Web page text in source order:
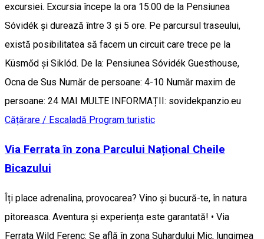
excursiei. Excursia începe la ora 15:00 de la Pensiunea
Sóvidék și durează între 3 și 5 ore. Pe parcursul traseului,
există posibilitatea să facem un circuit care trece pe la
Küsmőd și Siklód. De la: Pensiunea Sóvidék Guesthouse,
Ocna de Sus Număr de persoane: 4-10 Număr maxim de
persoane: 24 MAI MULTE INFORMAȚII: sovidekpanzio.eu
Cățărare / Escaladă Program turistic
Via Ferrata în zona Parcului Național Cheile
Bicazului
Îți place adrenalina, provocarea? Vino și bucură-te, în natura
pitoreasca. Aventura și experiența este garantată! • Via
Ferrata Wild Ferenc: Se află în zona Suhardului Mic, lungimea